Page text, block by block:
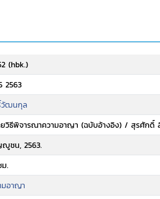
(hbk.)
2563
วัฒนกุล
ยวิธีพิจารณาความอาญา (ฉบับอ้างอิง) / สุรศัก
ชน, 2563.
.
อาญา